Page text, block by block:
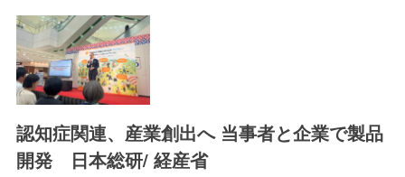
認知症関連、産業創出へ 当事者と企業で製品
開発 日本総研/ 経産省